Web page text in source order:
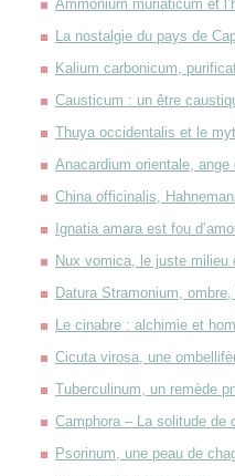
Ammonium muriaticum et
La nostalgie du pays de
Kalium carbonicum,
Causticum : un être
Thuya occidentalis et le
Anacardium orientale, ange
China officinalis,
Ignatia amara est fou
Nux vomica, le juste milieu
Datura Stramonium,
Le cinabre : alchimie et
Cicuta virosa, une
Tuberculinum, un remède
Camphora – La solitude
Psorinum, une peau de